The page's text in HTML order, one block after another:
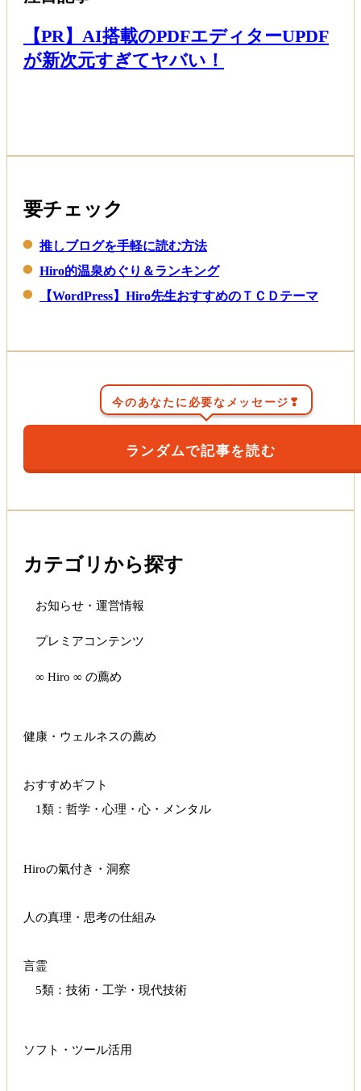
【PR】AI搭載のPDFエディターUPDF
が新次元すぎてヤバい！
要チェック
推しブログを手軽に読む方法
Hiro的温泉めぐり＆ランキング
【WordPress】Hiro先生おすすめのＴＣＤテーマ
今のあなたに必要なメッセージ❣
ランダムで記事を読む
カテゴリから探す
お知らせ・運営情報
プレミアコンテンツ
∞ Hiro ∞ の薦め
健康・ウェルネスの薦め
おすすめギフト
1類：哲学・心理・心・メンタル
Hiroの氣付き・洞察
人の真理・思考の仕組み
言霊
5類：技術・工学・現代技術
ソフト・ツール活用